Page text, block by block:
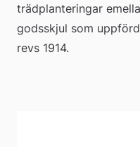
trädplanteringar
godsskjul som
revs 1914.